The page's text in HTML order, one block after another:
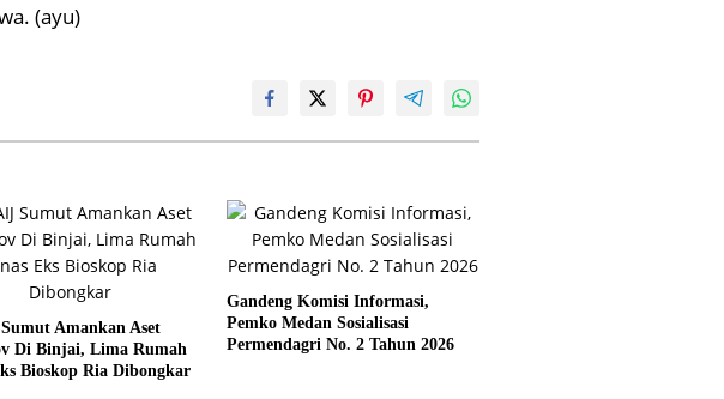
(ayu)
Amankan Aset
Di Binjai, Lima Rumah
Bioskop Ria Dibongkar
Gandeng Komisi Informasi,
Pemko Medan Sosialisasi
Permendagri No. 2 Tahun 2026